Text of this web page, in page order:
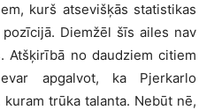
kurš atsevišķās statistikas
Diemžēl šīs ailes nav
Atšķirībā no daudziem citiem
apgalvot, ka Pjerkarlo
trūka talanta. Nebūt nē,